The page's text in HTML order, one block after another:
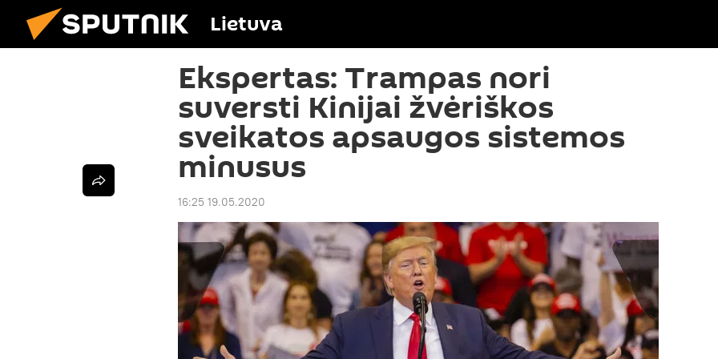
Lietuva
Ekspertas: Trampas nori
suversti Kinijai žvėriškos
sveikatos apsaugos sistemos
minusus
16:25 19.05.2020